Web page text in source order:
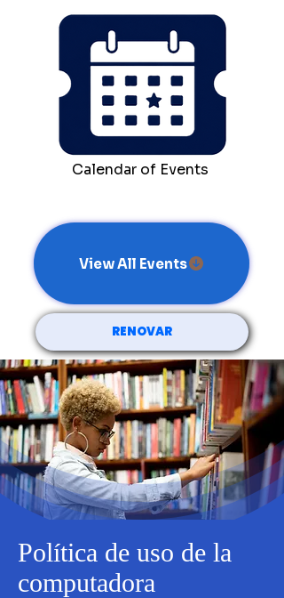
Calendar of Events
View All Events
RENOVAR
Política de uso de la
computadora